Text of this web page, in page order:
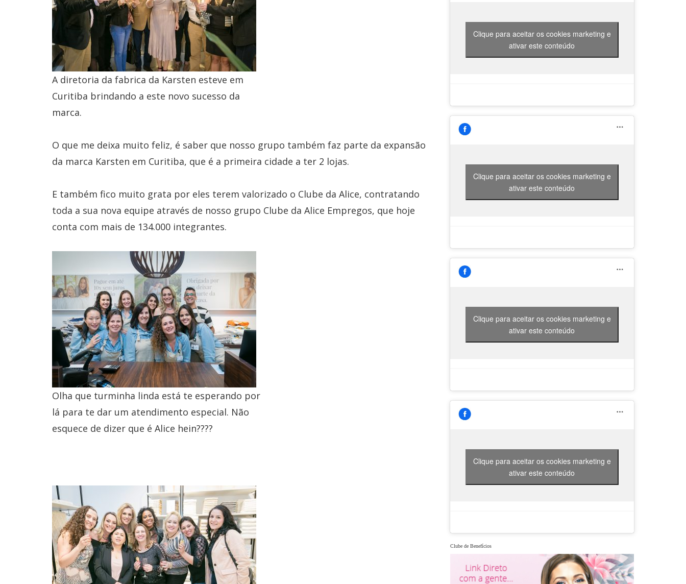
A diretoria da fabrica da Karsten esteve em
Curitiba brindando a este novo sucesso da
marca.
O que me deixa muito feliz, é saber que nosso grupo também faz parte da expansão
da marca Karsten em Curitiba, que é a primeira cidade a ter 2 lojas.
E também fico muito grata por eles terem valorizado o Clube da Alice, contratando
toda a sua nova equipe através de nosso grupo Clube da Alice Empregos, que hoje
conta com mais de 134.000 integrantes.
Olha que turminha linda está te esperando por
lá para te dar um atendimento especial. Não
esquece de dizer que é Alice hein????
Clique para aceitar os cookies marketing e
ativar este conteúdo
Clique para aceitar os cookies marketing e
ativar este conteúdo
Clique para aceitar os cookies marketing e
ativar este conteúdo
Clique para aceitar os cookies marketing e
ativar este conteúdo
Clube de Benefícios